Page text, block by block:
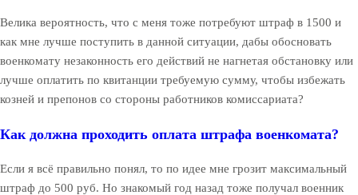
Велика вероятность, что с меня тоже потребуют штраф в 1500 и
как мне лучше поступить в данной ситуации, дабы обосновать
военкомату незаконность его действий не нагнетая обстановку или
лучше оплатить по квитанции требуемую сумму, чтобы избежать
козней и препонов со стороны работников комиссариата?
Как должна проходить оплата штрафа военкомата?
Если я всё правильно понял, то по идее мне грозит максимальный
штраф до 500 руб. Но знакомый год назад тоже получал военник